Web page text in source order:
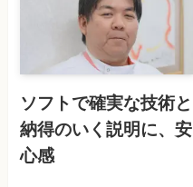
ソフトで確実な技術と
納得のいく説明に、安
心感